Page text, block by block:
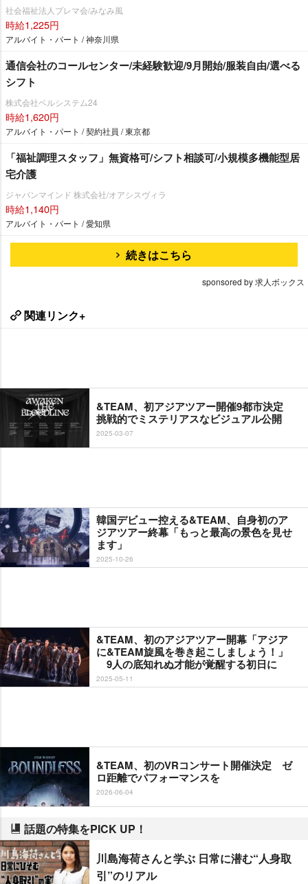
社会福祉法人プレマ会/みなみ風
時給1,225円
アルバイト・パート / 神奈川県
通信会社のコールセンター/未経験歓迎/9月開始/服装自由/選べる
シフト
株式会社ベルシステム24
時給1,620円
アルバイト・パート / 契約社員 / 東京都
「福祉調理スタッフ」無資格可/シフト相談可/小規模多機能型居
宅介護
ジャパンマインド 株式会社/オアシスヴィラ
時給1,140円
アルバイト・パート / 愛知県
続きはこちら
sponsored by 求人ボックス
関連リンク+
&TEAM、初アジアツアー開催9都市決定
挑戦的でミステリアスなビジュアル公開
2025-03-07
韓国デビュー控える&TEAM、自身初のア
ジアツアー終幕「もっと最高の景色を見せ
ます」
2025-10-26
&TEAM、初のアジアツアー開幕「アジア
に&TEAM旋風を巻き起こしましょう！」
9人の底知れぬ才能が覚醒する初日に
2025-05-11
&TEAM、初のVRコンサート開催決定 ゼ
ロ距離でパフォーマンスを
2026-06-04
話題の特集をPICK UP！
川島海荷さんと学ぶ 日常に潜む“人身取
引”のリアル